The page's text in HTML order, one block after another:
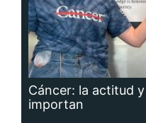
Cáncer: la actitud
importan